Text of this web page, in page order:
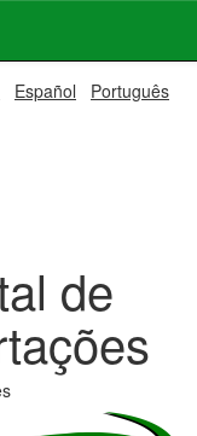
Español Português
de